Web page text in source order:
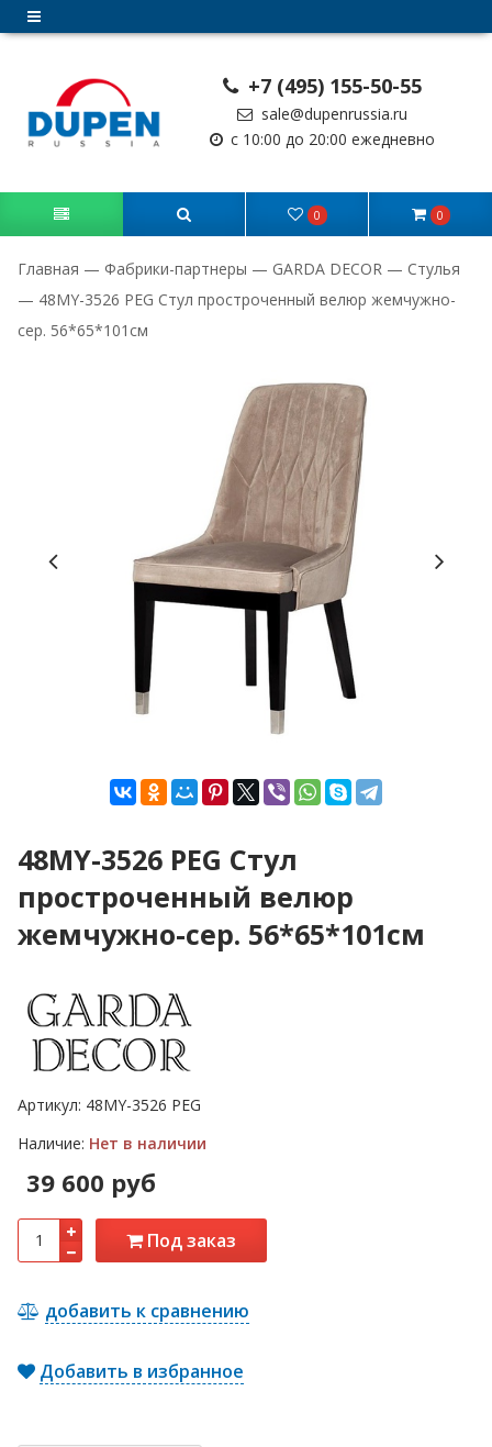
+7 (495) 155-50-55
sale@dupenrussia.ru
с 10:00 до 20:00 ежедневно
0 0
Главная — Фабрики-партнеры — GARDA DECOR — Стулья
— 48MY-3526 PEG Стул простроченный велюр жемчужно-
сер. 56*65*101см
48MY-3526 PEG Стул
простроченный велюр
жемчужно-сер. 56*65*101см
Артикул: 48MY-3526 PEG
Наличие: Нет в наличии
39 600 руб
Под заказ
добавить к сравнению
Добавить в избранное